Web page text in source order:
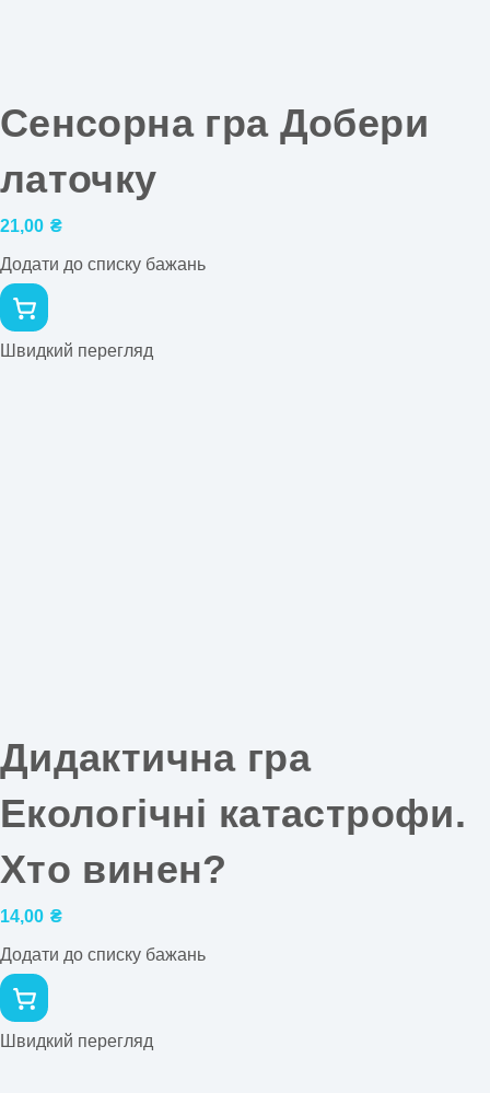
Сенсорна гра Добери
латочку
21,00 ₴
Додати до списку бажань
Швидкий перегляд
Дидактична гра
Екологічні катастрофи.
Хто винен?
14,00 ₴
Додати до списку бажань
Швидкий перегляд